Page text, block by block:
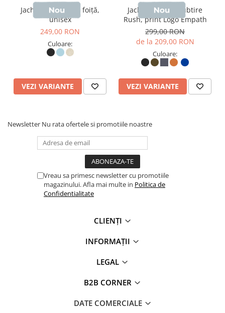
- Deschidere reglabilă a glugii și tiv reglabil cu șnur
elastic și opritoare din plastic
- Cozorocul glugii sigilat
- Inserție semicirculară la ceafă din același material
- Fermoar interior ascuns la tiv pentru acces facil la
personalizare
Jachetă unisex tip foiță,
unisex
249,00 RON
Culoare:
VEZI VARIANTE
Jacheta unisex subtire
Rush, print Logo Empath
299,00 RON
de la 209,00 RON
Culoare:
VEZI VARIANTE
Newsletter Nu rata ofertele si promotiile noastre
Vreau sa primesc newsletter cu promotiile
magazinului. Afla mai multe in Politica de
Confidentialitate
CLIENȚI
INFORMAȚII
LEGAL
B2B CORNER
DATE COMERCIALE